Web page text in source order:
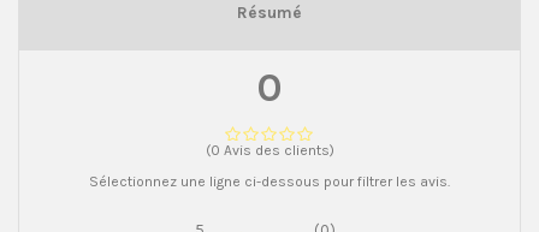
Résumé
0
(0 Avis des clients)
Sélectionnez une ligne ci-dessous pour filtrer les avis.